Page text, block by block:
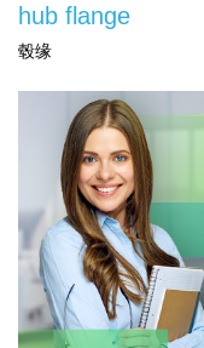
hub flange
毂缘